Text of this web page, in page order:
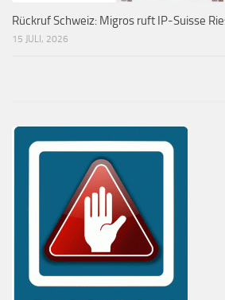
Rückruf Schweiz: Migros ruft IP-Suisse
15 JULI, 2026